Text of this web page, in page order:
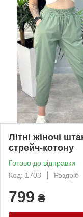
Літні жіночі
стрейч-котону
Готово до відправки
Код: 1703
Роздріб
799 ₴